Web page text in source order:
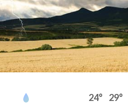
24° 29°